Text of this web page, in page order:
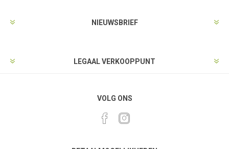
NIEUWSBRIEF
LEGAAL VERKOOPPUNT
VOLG ONS